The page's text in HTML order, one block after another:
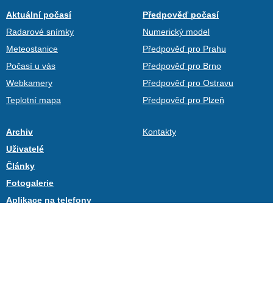
Aktuální počasí
Radarové snímky
Meteostanice
Počasí u vás
Webkamery
Teplotní mapa
Předpověď počasí
Numerický model
Předpověď pro Prahu
Předpověď pro Brno
Předpověď pro Ostravu
Předpověď pro Plzeň
Archiv
Uživatelé
Články
Fotogalerie
Aplikace na telefony
Kontakty